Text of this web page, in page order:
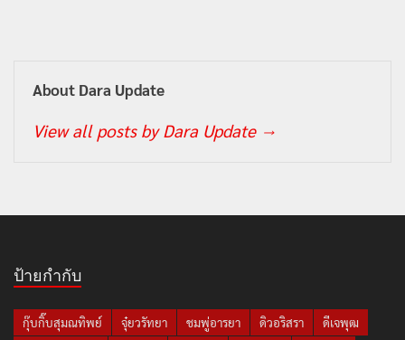
About Dara Update
View all posts by Dara Update →
ป้ายกำกับ
กุ๊บกิ๊บสุมณทิพย์ จุ๋ยวรัทยา ชมพู่อารยา ดิวอริสรา
ดีเจพุฒ